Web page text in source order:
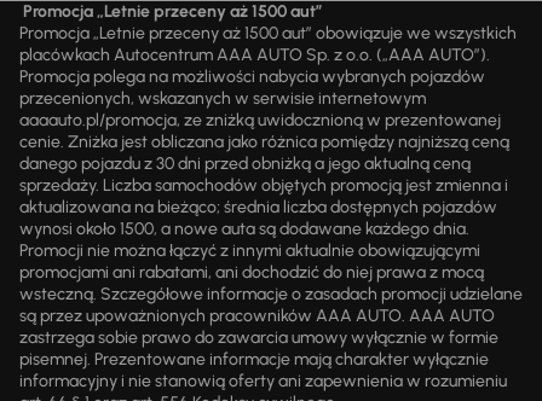
Promocja „Letnie przeceny aż 1500 aut”
Promocja „Letnie przeceny aż 1500 aut” obowiązuje we wszystkich
placówkach Autocentrum AAA AUTO Sp. z o.o. („AAA AUTO”).
Promocja polega na możliwości nabycia wybranych pojazdów
przecenionych, wskazanych w serwisie internetowym
aaaauto.pl/promocja, ze zniżką uwidocznioną w prezentowanej
cenie. Zniżka jest obliczana jako różnica pomiędzy najniższą ceną
danego pojazdu z 30 dni przed obniżką a jego aktualną ceną
sprzedaży. Liczba samochodów objętych promocją jest zmienna i
aktualizowana na bieżąco; średnia liczba dostępnych pojazdów
wynosi około 1500, a nowe auta są dodawane każdego dnia.
Promocji nie można łączyć z innymi aktualnie obowiązującymi
promocjami ani rabatami, ani dochodzić do niej prawa z mocą
wsteczną. Szczegółowe informacje o zasadach promocji udzielane
są przez upoważnionych pracowników AAA AUTO. AAA AUTO
zastrzega sobie prawo do zawarcia umowy wyłącznie w formie
pisemnej. Prezentowane informacje mają charakter wyłącznie
informacyjny i nie stanowią oferty ani zapewnienia w rozumieniu